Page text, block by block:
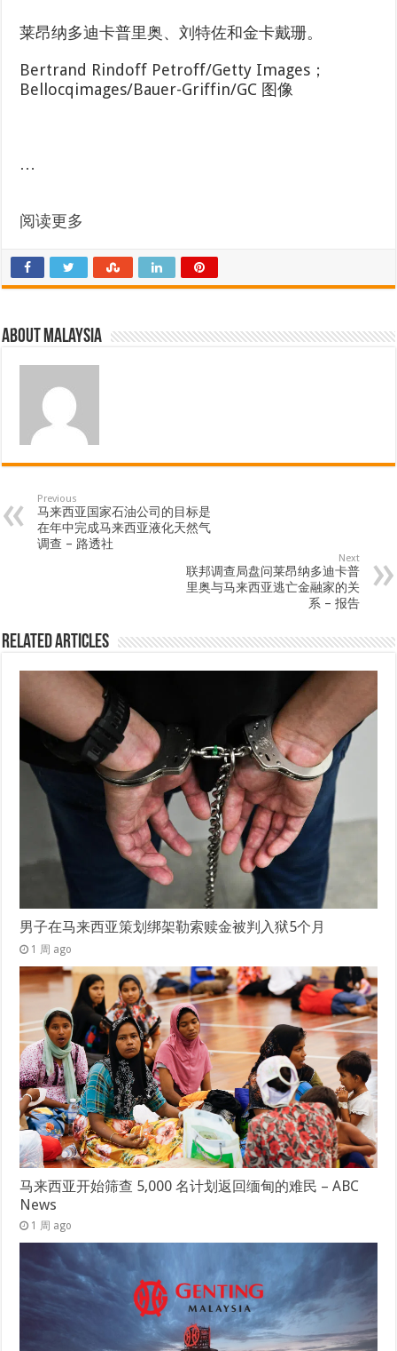
莱昂纳多迪卡普里奥、刘特佐和金卡戴珊。
Bertrand Rindoff Petroff/Getty Images；
Bellocqimages/Bauer-Griffin/GC 图像
…
阅读更多
About Malaysia
Previous
马来西亚国家石油公司的目标是
在年中完成马来西亚液化天然气
调查 – 路透社
Next
联邦调查局盘问莱昂纳多迪卡普
里奥与马来西亚逃亡金融家的关
系 – 报告
Related Articles
男子在马来西亚策划绑架勒索赎金被判入狱5个月
1 周 ago
马来西亚开始筛查 5,000 名计划返回缅甸的难民 – ABC
News
1 周 ago